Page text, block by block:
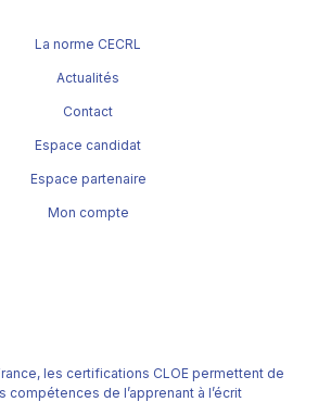
les certifications CLOE permettent de
compétences de l’apprenant à l’écrit
La norme CECRL
Actualités
Contact
Espace candidat
Espace partenaire
Mon compte